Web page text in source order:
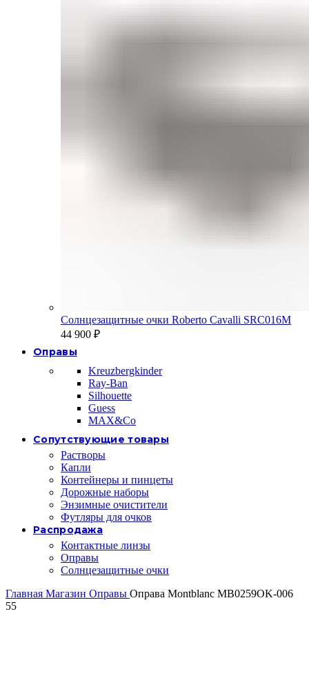
Солнцезащитные очки Roberto Cavalli SRC016M
44 900 ₽
Оправы
Kreuzbergkinder
Ray-Ban
Silhouette
Guess
MAX&Co
Сопутствующие товары
Растворы
Капли
Контейнеры и пинцеты
Дорожные наборы
Энзимные очистители
Футляры для очков
Распродажа
Контактные линзы
Оправы
Солнцезащитные очки
Главная Магазин Оправы Оправа Montblanc MB0259OK-006
55